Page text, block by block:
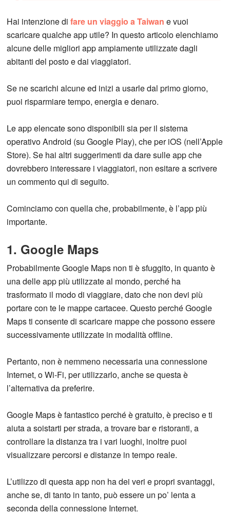
Hai intenzione difare un viaggio a Taiwan e vuoi
scaricare qualche app utile? In questo articolo elenchiamo
alcune delle migliori app ampiamente utilizzate dagli
abitanti del posto e dai viaggiatori.
Se ne scarichi alcune ed inizi a usarle dal primo giorno,
puoi risparmiare tempo, energia e denaro.
Le app elencate sono disponibili sia per il sistema
operativo Android (su Google Play), che per iOS (nell’Apple
Store). Se hai altri suggerimenti da dare sulle app che
dovrebbero interessare i viaggiatori, non esitare a scrivere
un commento qui di seguito.
Cominciamo con quella che, probabilmente, è l’app più
importante.
1. Google Maps
Probabilmente Google Maps non ti è sfuggito, in quanto è
una delle app più utilizzate al mondo, perché ha
trasformato il modo di viaggiare, dato che non devi più
portare con te le mappe cartacee. Questo perché Google
Maps ti consente di scaricare mappe che possono essere
successivamente utilizzate in modalità offline.
Pertanto, non è nemmeno necessaria una connessione
Internet, o Wi-Fi, per utilizzarlo, anche se questa è
l’alternativa da preferire.
Google Maps è fantastico perché è gratuito, è preciso e ti
aiuta a soistarti per strada, a trovare bar e ristoranti, a
controllare la distanza tra i vari luoghi, inoltre puoi
visualizzare percorsi e distanze in tempo reale.
L’utilizzo di questa app non ha dei veri e propri svantaggi,
anche se, di tanto in tanto, può essere un po’ lenta a
seconda della connessione Internet.